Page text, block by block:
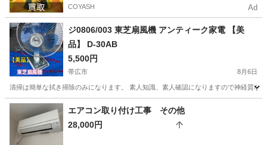
COYASH Ad
ジ0806/003 東芝扇風機 アンティーク家電 【美
品】 D-30AB
5,500円
帯広市 8月6日
清掃は簡単な拭き掃除のみになります。 素人知識、素人確認になりますので神経質
北海道 帯広市 季節、空調家電
エアコン取り付け工事 その他
28,000円